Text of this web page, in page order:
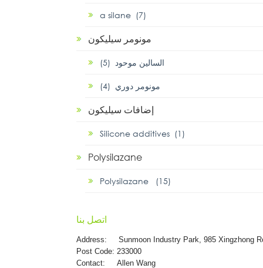
α silane (7)
مونومر سيليكون
السالين موحود (5)
مونومر دوري (4)
إضافات سيليكون
Silicone additives (1)
Polysilazane
Polysilazane (15)
اتصل بنا
Address: Sunmoon Industry Park, 985 Xingzhong
Post Code: 233000
Contact: Allen Wang